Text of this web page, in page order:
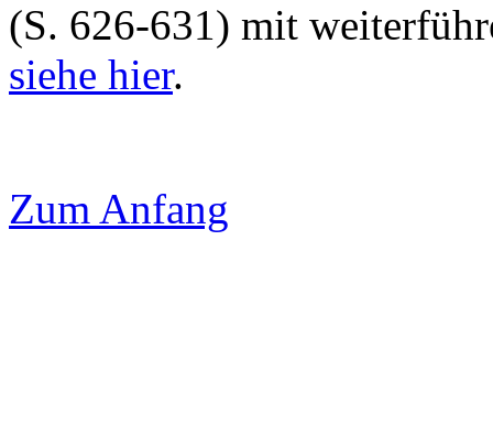
(S. 626-631) mit
siehe hier.
Zum Anfang